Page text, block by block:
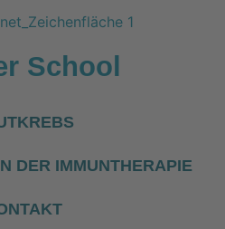
School
DER IMMUNTHERAPIE